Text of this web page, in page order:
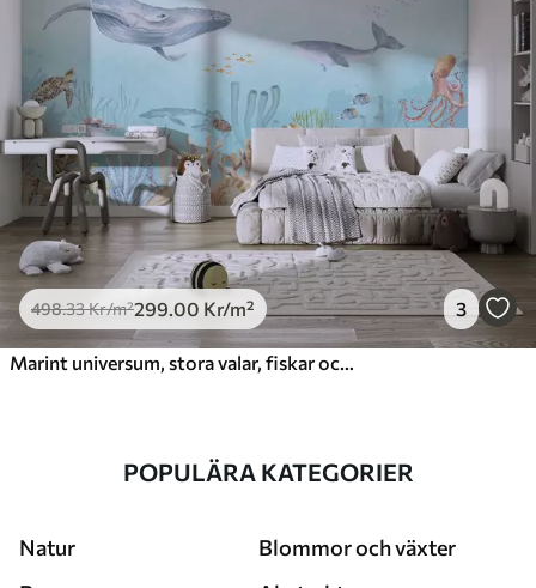
498.33Kr/m²299.00 Kr/m² 3
Marint universum, stora valar, fiskar och sköldpaddor
POPULÄRA KATEGORIER
Natur
Blommor och växter